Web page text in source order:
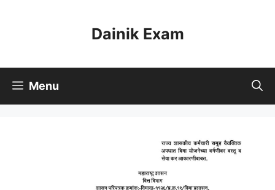
Dainik Exam
Menu